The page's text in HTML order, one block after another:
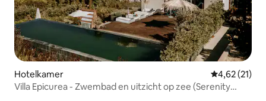
Hotelkamer Gemiddelde
4,62 (21)
Villa Epicurea - Zwembad en uitzicht op zee (Serenity